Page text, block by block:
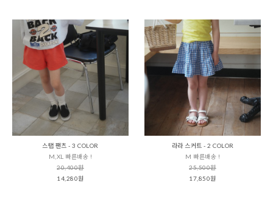
스탭 팬츠 - 3 COLOR
M,XL 빠른배송 !
20,400원
14,280원
라라 스커트 - 2 COLOR
M 빠른배송 !
25,500원
17,850원